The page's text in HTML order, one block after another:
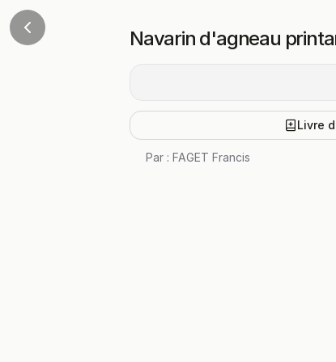
Navarin d'agneau
Livre
Par : FAGET Francis